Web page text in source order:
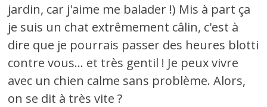
jardin, car j'aime me balader !) Mis à part ça
je suis un chat extrêmement câlin, c'est à
dire que je pourrais passer des heures blotti
contre vous... et très gentil ! Je peux vivre
avec un chien calme sans problème. Alors,
on se dit à très vite ?